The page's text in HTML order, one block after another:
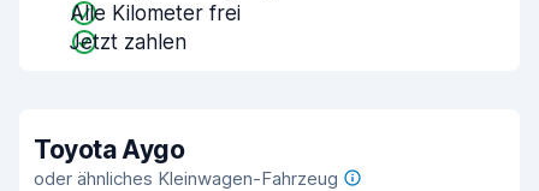
Alle Kilometer frei
Jetzt zahlen
Toyota Aygo
oder ähnliches Kleinwagen-Fahrzeug